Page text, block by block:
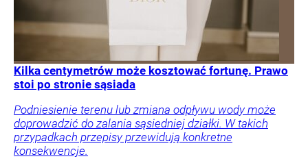
Kilka centymetrów może kosztować fortunę. Prawo
stoi po stronie sąsiada
Podniesienie terenu lub zmiana odpływu wody może
doprowadzić do zalania sąsiedniej działki. W takich
przypadkach przepisy przewidują konkretne
konsekwencje.